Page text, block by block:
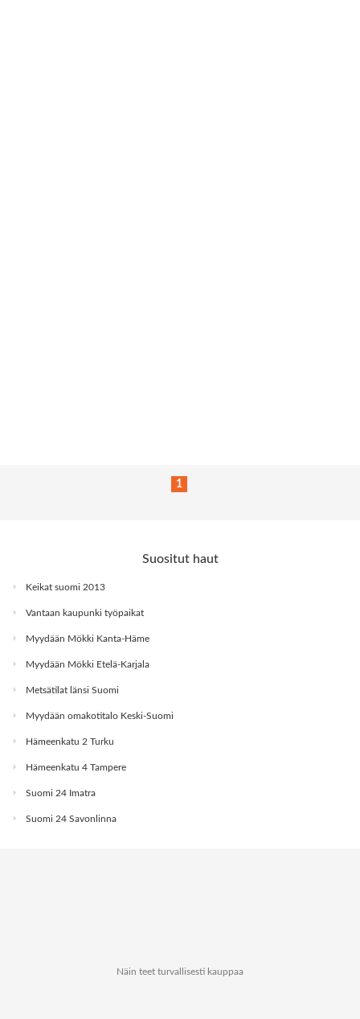
1
Suositut haut
Keikat suomi 2013
Vantaan kaupunki työpaikat
Myydään Mökki Kanta-Häme
Myydään Mökki Etelä-Karjala
Metsätilat länsi Suomi
Myydään omakotitalo Keski-Suomi
Hämeenkatu 2 Turku
Hämeenkatu 4 Tampere
Suomi 24 Imatra
Suomi 24 Savonlinna
Näin teet turvallisesti kauppaa